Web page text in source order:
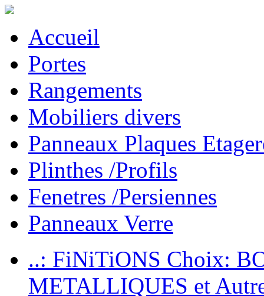
Accueil
Portes
Rangements
Mobiliers divers
Panneaux Plaques
Plinthes /Profils
Fenetres /Persiennes
Panneaux Verre
..: FiNiTiONS Choix:
METALLIQUES et